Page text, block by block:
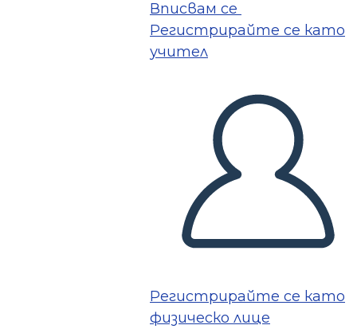
Вписвам се
Регистрирайте се като
учител
Регистрирайте се като
физическо лице